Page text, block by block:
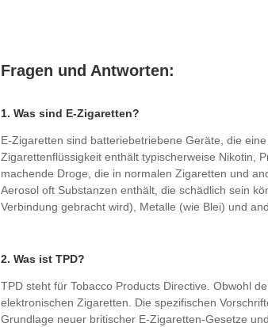
Fragen und Antworten:
1. Was sind E-Zigaretten?
E-Zigaretten sind batteriebetriebene Geräte, die
Zigarettenflüssigkeit enthält typischerweise Nikotin,
machende Droge, die in normalen Zigaretten und
Aerosol oft Substanzen enthält, die schädlich sein
Verbindung gebracht wird), Metalle (wie Blei) und
2. Was ist TPD?
TPD steht für Tobacco Products Directive. Obwohl
elektronischen Zigaretten. Die spezifischen
Grundlage neuer britischer E-Zigaretten-Gesetze